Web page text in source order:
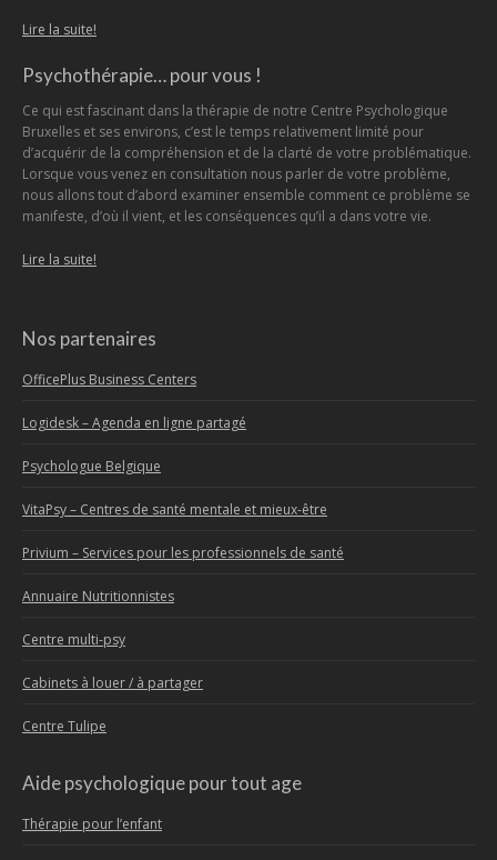
Lire la suite!
Psychothérapie… pour vous !
Ce qui est fascinant dans la thérapie de notre Centre Psychologique
Bruxelles et ses environs, c’est le temps relativement limité pour
d’acquérir de la compréhension et de la clarté de votre problématique.
Lorsque vous venez en consultation nous parler de votre problème,
nous allons tout d’abord examiner ensemble comment ce problème se
manifeste, d’où il vient, et les conséquences qu’il a dans votre vie.
Lire la suite!
Nos partenaires
OfficePlus Business Centers
Logidesk – Agenda en ligne partagé
Psychologue Belgique
VitaPsy – Centres de santé mentale et mieux-être
Privium – Services pour les professionnels de santé
Annuaire Nutritionnistes
Centre multi-psy
Cabinets à louer / à partager
Centre Tulipe
Aide psychologique pour tout age
Thérapie pour l’enfant